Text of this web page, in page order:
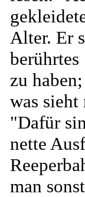
Alter. Er
zu
was
"Dafür
nette
man